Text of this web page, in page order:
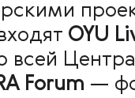
OYU
всей
Forum —